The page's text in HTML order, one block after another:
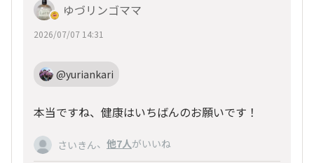
ゆづリンゴママ
2026/07/07 14:31
@yuriankari
本当ですね、健康はいちばんのお願いです！
さいきん、 他7人がいいね